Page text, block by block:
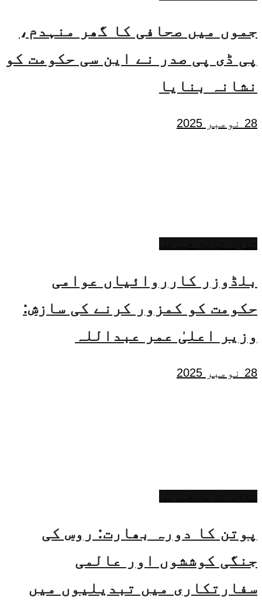
جموں میں صحافی کا گھر منہدم،
پی ڈی پی صدر نے این سی حکومت کو
نشانہ بنایا
28 نومبر 2025
بلڈوزر کارروائیاں عوامی
حکومت کو کمزور کرنے کی سازش:
وزیر اعلیٰ عمر عبداللہ
28 نومبر 2025
پوتن کا دورہ بھارت: روس کی
جنگی کوششوں اور عالمی
سفارتکاری میں تبدیلیوں میں